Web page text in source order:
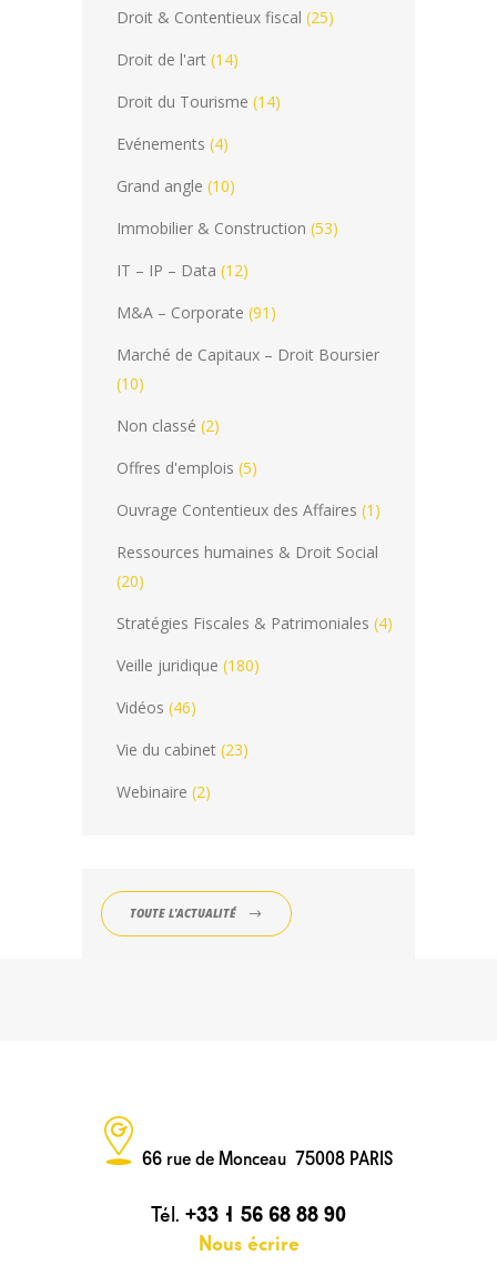
Droit & Contentieux fiscal (25)
Droit de l'art (14)
Droit du Tourisme (14)
Evénements (4)
Grand angle (10)
Immobilier & Construction (53)
IT – IP – Data (12)
M&A – Corporate (91)
Marché de Capitaux – Droit Boursier
(10)
Non classé (2)
Offres d'emplois (5)
Ouvrage Contentieux des Affaires (1)
Ressources humaines & Droit Social
(20)
Stratégies Fiscales & Patrimoniales (4)
Veille juridique (180)
Vidéos (46)
Vie du cabinet (23)
Webinaire (2)
TOUTE L'ACTUALITÉ
66 rue de Monceau 75008 PARIS
Tél. +33 1 56 68 88 90
Nous écrire